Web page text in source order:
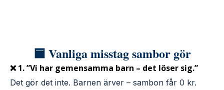
🟦 Vanliga misstag sambor gör
❌ 1. ”Vi har gemensamma barn – det löser sig.”
Det gör det inte. Barnen ärver – sambon får 0 kr.